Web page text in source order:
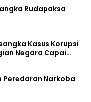
Rudapaksa
Kasus Korupsi
Negara Capai
Peredaran Narkoba